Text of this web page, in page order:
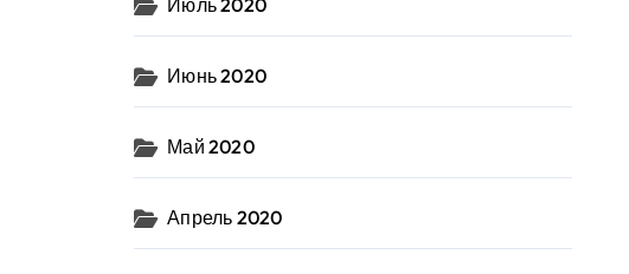
Июль 2020
Июнь 2020
Май 2020
Апрель 2020